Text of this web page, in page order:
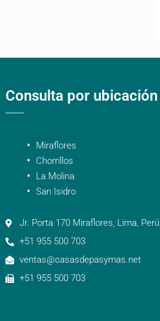
Consulta por ubicación
Miraflores
Chorrillos
La Molina
San Isidro
Jr. Porta 170 Miraflores, Lima, Perú
+51 955 500 703
ventas@casasdepasymas.net
+51 955 500 703